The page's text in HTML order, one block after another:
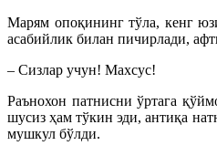
Марям опоқининг тўла, кенг
асабийлик билан пичирлади,
– Сизлар учун! Махсус!
Раънохон патнисни ўртага
шусиз ҳам тўкин эди, антиқа
мушкул бўлди.